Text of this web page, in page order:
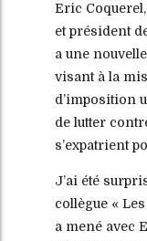
Eric
et président
a une
visant à la
d’imposition
de lutter
s’expatrient
J’ai été
collègue «
a mené avec